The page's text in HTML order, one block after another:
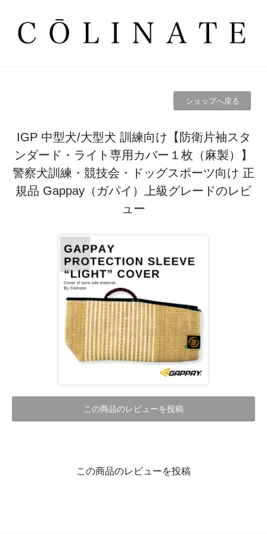
ショップへ戻る
IGP 中型犬/大型犬 訓練向け【防衛片袖スタ
ンダード・ライト専用カバー１枚（麻製）】
警察犬訓練・競技会・ドッグスポーツ向け 正
規品 Gappay（ガパイ）上級グレードのレビ
ュー
この商品のレビューを投稿
この商品のレビューを投稿